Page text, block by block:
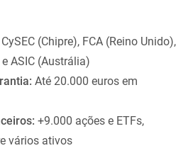
CySEC (Chipre), FCA (Reino Unido),
ASIC (Austrália)
Até 20.000 euros em
+9.000 ações e ETFs,
vários ativos